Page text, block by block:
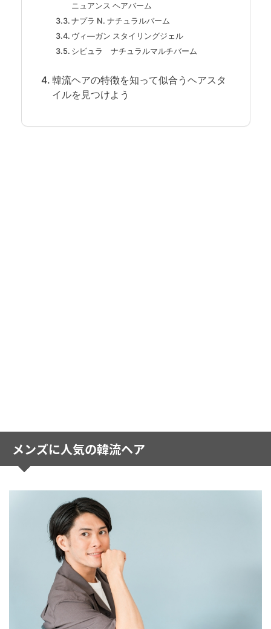
ニュアンス ヘアバーム
ナプラ N. ナチュラルバーム
ヴィ―ガン スタイリングジェル
シビュラ ナチュラルマルチバーム
韓流ヘアの特徴を知って似合うヘアスタ
イルを見つけよう
メンズに人気の韓流ヘア